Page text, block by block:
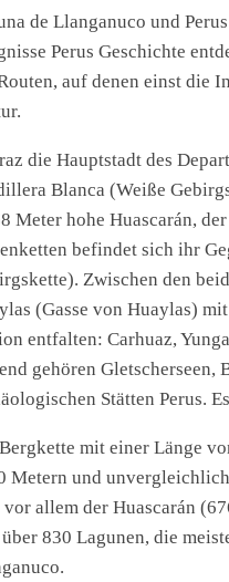
de Llanganuco und
Perus Geschichte
auf denen einst die
die Hauptstadt des
Blanca (Weiße
Meter hohe Huascarán,
befindet sich ihr
Zwischen den
(Gasse von Huaylas)
entfalten: Carhuaz,
gehören
Stätten Perus.
mit einer Länge
Metern und
vor allem der Huascarán
830 Lagunen, die